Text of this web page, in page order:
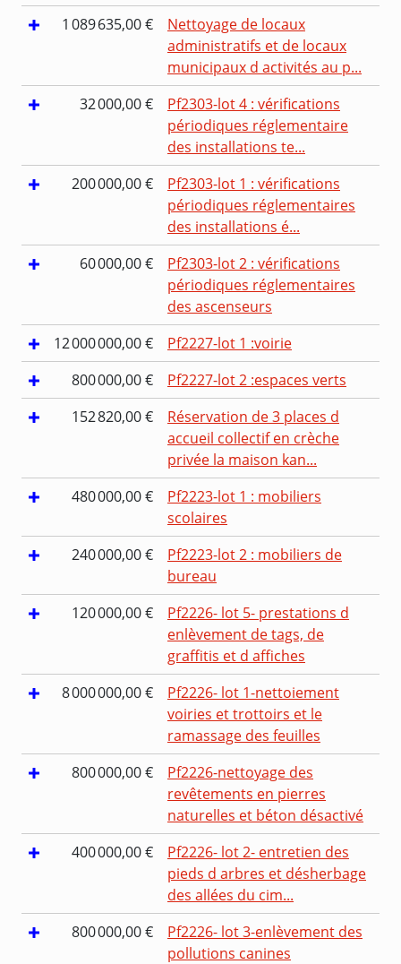
1 089 635,00 €
Nettoyage de locaux
administratifs et de locaux
municipaux d activités au p...
32 000,00 €
Pf2303-lot 4 : vérifications
périodiques réglementaire
des installations te...
200 000,00 €
Pf2303-lot 1 : vérifications
périodiques réglementaires
des installations é...
60 000,00 €
Pf2303-lot 2 : vérifications
périodiques réglementaires
des ascenseurs
12 000 000,00 €
Pf2227-lot 1 :voirie
800 000,00 €
Pf2227-lot 2 :espaces verts
152 820,00 €
Réservation de 3 places d
accueil collectif en crèche
privée la maison kan...
480 000,00 €
Pf2223-lot 1 : mobiliers
scolaires
240 000,00 €
Pf2223-lot 2 : mobiliers de
bureau
120 000,00 €
Pf2226- lot 5- prestations d
enlèvement de tags, de
graffitis et d affiches
8 000 000,00 €
Pf2226- lot 1-nettoiement
voiries et trottoirs et le
ramassage des feuilles
800 000,00 €
Pf2226-nettoyage des
revêtements en pierres
naturelles et béton désactivé
400 000,00 €
Pf2226- lot 2- entretien des
pieds d arbres et désherbage
des allées du cim...
800 000,00 €
Pf2226- lot 3-enlèvement des
pollutions canines